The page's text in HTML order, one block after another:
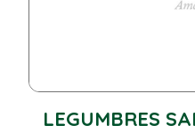
LEGUMBRES